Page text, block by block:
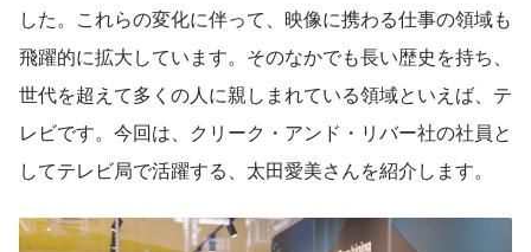
した。これらの変化に伴って、映像に携わる仕事の領域も
飛躍的に拡大しています。そのなかでも長い歴史を持ち、
世代を超えて多くの人に親しまれている領域といえば、テ
レビです。今回は、クリーク・アンド・リバー社の社員と
してテレビ局で活躍する、太田愛美さんを紹介します。